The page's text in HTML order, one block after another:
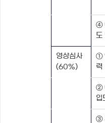
④
도
영상심사
(60%)
①
력
②
입
③